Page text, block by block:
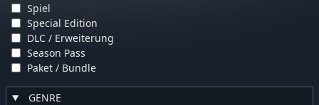
Spiel
Special Edition
DLC / Erweiterung
Season Pass
Paket / Bundle
GENRE